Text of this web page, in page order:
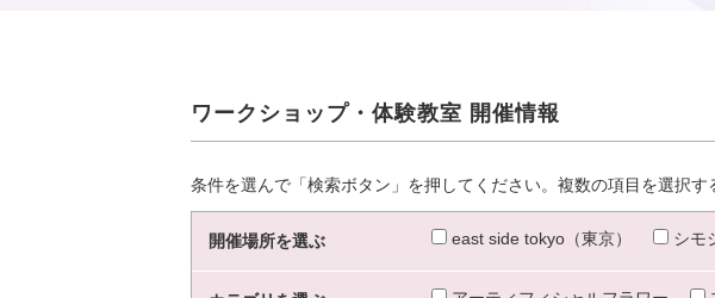
ワークショップ・体験教室 開催情報
条件を選んで「検索ボタン」を押してください。複数の項目を選択す
開催場所を選ぶ east side tokyo（東京） シモ